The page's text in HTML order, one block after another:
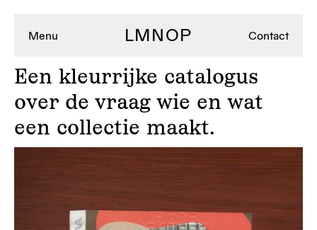
Menu LMNOP Contact
Een kleurrijke catalogus
over de vraag wie en wat
een collectie maakt.